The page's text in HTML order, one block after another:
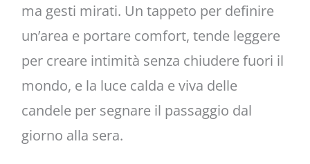
ma gesti mirati. Un tappeto per definire
un’area e portare comfort, tende leggere
per creare intimità senza chiudere fuori il
mondo, e la luce calda e viva delle
candele per segnare il passaggio dal
giorno alla sera.